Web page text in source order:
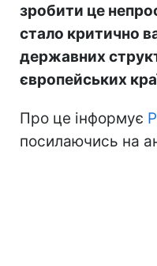
зробити це
стало критично
державних
європейських
Про це інформує
посилаючись на